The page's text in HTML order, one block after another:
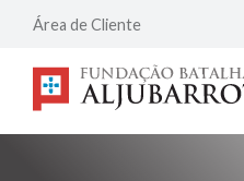
Área de Cliente